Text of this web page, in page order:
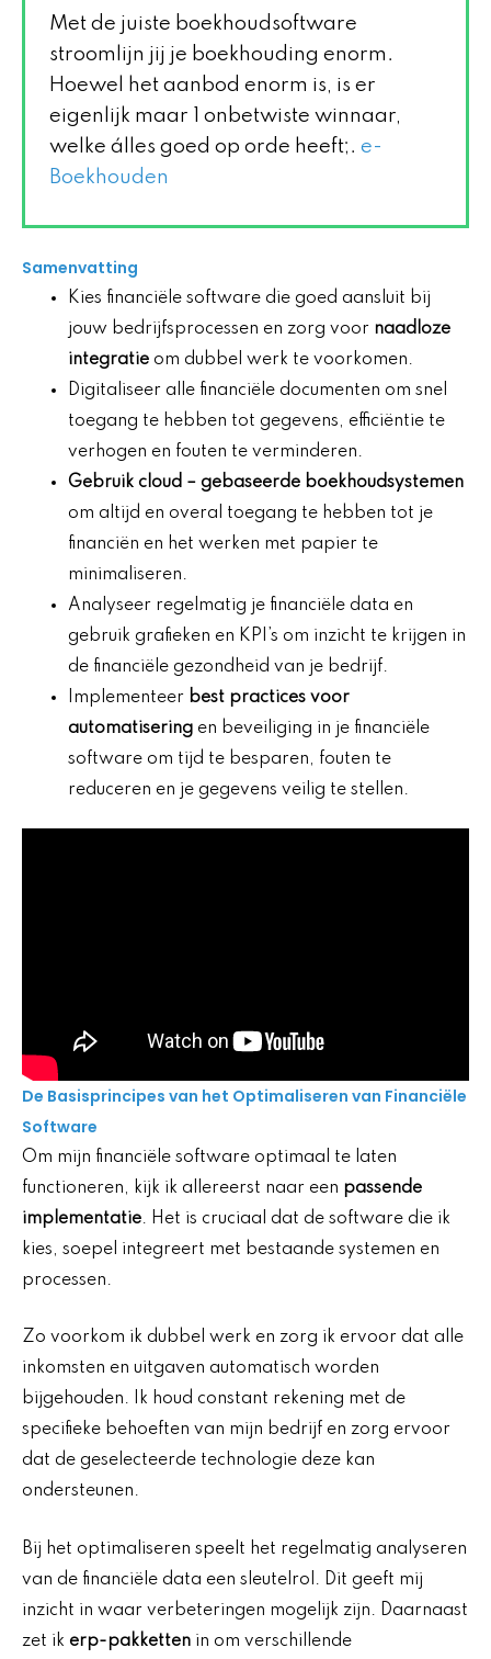
Met de juiste boekhoudsoftware
stroomlijn jij je boekhouding enorm.
Hoewel het aanbod enorm is, is er
eigenlijk maar 1 onbetwiste winnaar,
welke álles goed op orde heeft;. e-
Boekhouden
Samenvatting
Kies financiële software die goed aansluit bij
jouw bedrijfsprocessen en zorg voor naadloze
integratie om dubbel werk te voorkomen.
Digitaliseer alle financiële documenten om snel
toegang te hebben tot gegevens, efficiëntie te
verhogen en fouten te verminderen.
Gebruik cloud – gebaseerde boekhoudsystemen
om altijd en overal toegang te hebben tot je
financiën en het werken met papier te
minimaliseren.
Analyseer regelmatig je financiële data en
gebruik grafieken en KPI’s om inzicht te krijgen in
de financiële gezondheid van je bedrijf.
Implementeer best practices voor
automatisering en beveiliging in je financiële
software om tijd te besparen, fouten te
reduceren en je gegevens veilig te stellen.
De Basisprincipes van het Optimaliseren van Financiële
Software
Om mijn financiële software optimaal te laten
functioneren, kijk ik allereerst naar een passende
implementatie. Het is cruciaal dat de software die ik
kies, soepel integreert met bestaande systemen en
processen.
Zo voorkom ik dubbel werk en zorg ik ervoor dat alle
inkomsten en uitgaven automatisch worden
bijgehouden. Ik houd constant rekening met de
specifieke behoeften van mijn bedrijf en zorg ervoor
dat de geselecteerde technologie deze kan
ondersteunen.
Bij het optimaliseren speelt het regelmatig analyseren
van de financiële data een sleutelrol. Dit geeft mij
inzicht in waar verbeteringen mogelijk zijn. Daarnaast
zet ik erp-pakketten in om verschillende